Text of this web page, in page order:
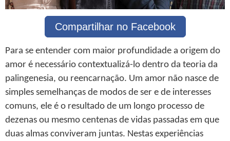
Compartilhar no Facebook
Para se entender com maior profundidade a origem do
amor é necessário contextualizá-lo dentro da teoria da
palingenesia, ou reencarnação. Um amor não nasce de
simples semelhanças de modos de ser e de interesses
comuns, ele é o resultado de um longo processo de
dezenas ou mesmo centenas de vidas passadas em que
duas almas conviveram juntas. Nestas experiências